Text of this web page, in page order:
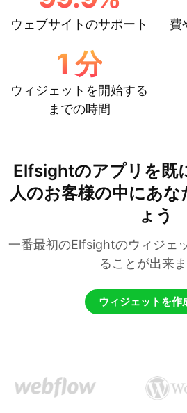
ウェブサイトのサポート 費
1 分
ウィジェットを開始する
までの時間
Elfsightのアプリを既
人のお客様の中にあ
ょう
一番最初のElfsightのウィジェ
ることが出来ま
ウィジェットを作